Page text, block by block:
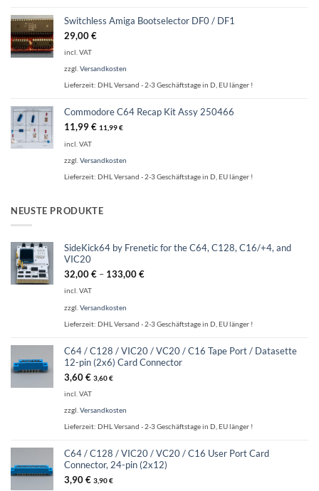
Switchless Amiga Bootselector DF0 / DF1
29,00€
incl. VAT
zzgl. Versandkosten
Lieferzeit: DHL Versand - 2-3 Geschäftstage in D, EU länger !
Commodore C64 Recap Kit Assy 250466
11,99€ 11,99€
incl. VAT
zzgl. Versandkosten
Lieferzeit: DHL Versand - 2-3 Geschäftstage in D, EU länger !
NEUSTE PRODUKTE
SideKick64 by Frenetic for the C64, C128, C16/+4, and
VIC20
32,00€ – 133,00€
incl. VAT
zzgl. Versandkosten
Lieferzeit: DHL Versand - 2-3 Geschäftstage in D, EU länger !
C64 / C128 / VIC20 / VC20 / C16 Tape Port / Datasette
12-pin (2x6) Card Connector
3,60€ 3,60€
incl. VAT
zzgl. Versandkosten
Lieferzeit: DHL Versand - 2-3 Geschäftstage in D, EU länger !
C64 / C128 / VIC20 / VC20 / C16 User Port Card
Connector, 24-pin (2x12)
3,90€ 3,90€